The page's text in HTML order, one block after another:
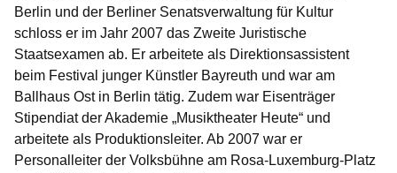
Berlin und der Berliner Senatsverwaltung für Kultur
schloss er im Jahr 2007 das Zweite Juristische
Staatsexamen ab. Er arbeitete als Direktionsassistent
beim Festival junger Künstler Bayreuth und war am
Ballhaus Ost in Berlin tätig. Zudem war Eisenträger
Stipendiat der Akademie „Musiktheater Heute“ und
arbeitete als Produktionsleiter. Ab 2007 war er
Personalleiter der Volksbühne am Rosa-Luxemburg-Platz